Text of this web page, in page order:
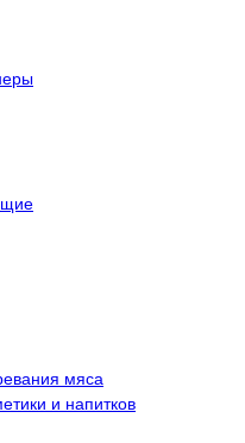
мяса
и напитков